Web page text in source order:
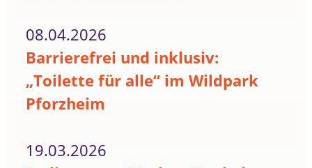
08.04.2026
Barrierefrei und inklusiv:
„Toilette für alle“ im Wildpark
Pforzheim
19.03.2026